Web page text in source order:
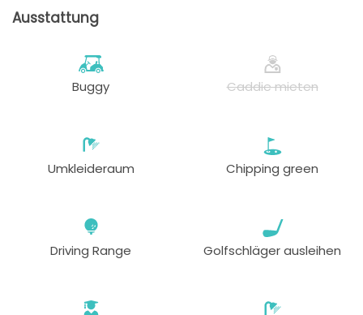
Ausstattung
Buggy Caddie mieten
Umkleideraum Chipping green
Driving Range Golfschläger ausleihen